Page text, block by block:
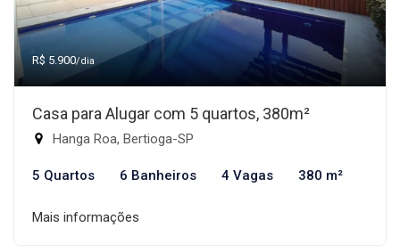
R$ 5.900/dia
Casa para Alugar com 5 quartos, 380m²
Hanga Roa, Bertioga-SP
5 Quartos 6 Banheiros 4 Vagas 380 m²
Mais informações